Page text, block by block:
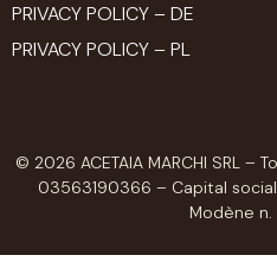
PRIVACY POLICY – DE
PRIVACY POLICY – PL
© 2026 ACETAIA MARCHI SRL –
03563190366 – Capital
Modène